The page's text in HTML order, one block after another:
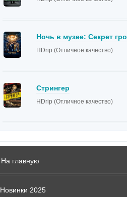
Ночь в музее: Секрет
HDrip (Отличное качество)
Стрингер
HDrip (Отличное качество)
На главную
Новинки 2025